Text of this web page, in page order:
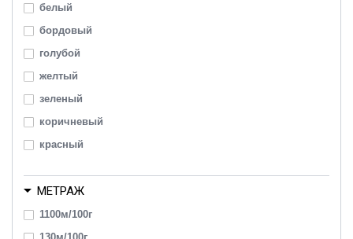
белый
бордовый
голубой
желтый
зеленый
коричневый
красный
розовый
серый
синий
МЕТРАЖ
1100м/100г